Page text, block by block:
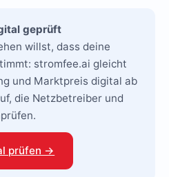
geprüft
willst, dass deine
stromfee.ai gleicht
und Marktpreis digital ab
die Netzbetreiber und
prüfen →